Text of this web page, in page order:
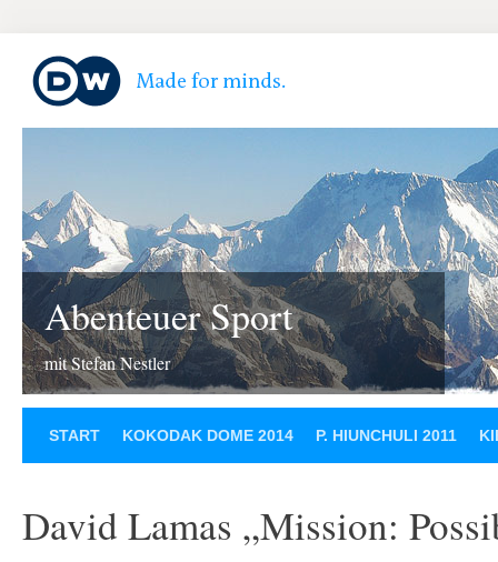
Abenteuer Sport
mit Stefan Nestler
START KOKODAK DOME 2014 P. HIUNCHULI 2011
David Lamas „Mission: